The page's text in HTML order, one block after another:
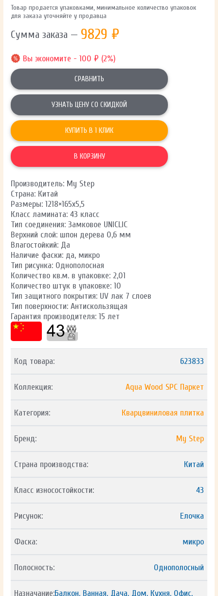
Товар продается упаковками, минимальное количество упаковок
для заказа уточняйте у продавца
Сумма заказа — 9829 ₽
Вы экономите - 100 ₽ (2%)
СРАВНИТЬ
УЗНАТЬ ЦЕНУ СО СКИДКОЙ
КУПИТЬ В 1 КЛИК
В КОРЗИНУ
Производитель: My Step
Страна: Китай
Размеры: 1218×165х5,5
Класс ламината: 43 класс
Тип соединения: Замковое UNICLIC
Верхний слой: шпон дерева 0,6 мм
Влагостойкий: Да
Наличие фаски: да, микро
Тип рисунка: Однополосная
Количество кв.м. в упаковке: 2,01
Количество штук в упаковке: 10
Тип защитного покрытия: UV лак 7 слоев
Тип поверхности: Антискользящая
Гарантия производителя: 15 лет
Код товара: 623833
Коллекция: Aqua Wood SPC Паркет
Категория: Кварцвиниловая плитка
Бренд: My Step
Страна производства: Китай
Класс износостойкости: 43
Рисунок: Елочка
Фаска: микро
Полосность: Однополосный
Назначание:Балкон, Ванная, Дача, Дом, Кухня, Офис,